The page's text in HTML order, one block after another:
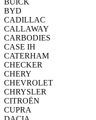
BUICK
BYD
CADILLAC
CALLAWAY
CARBODIES
CASE IH
CATERHAM
CHECKER
CHERY
CHEVROLET
CHRYSLER
CITROËN
CUPRA